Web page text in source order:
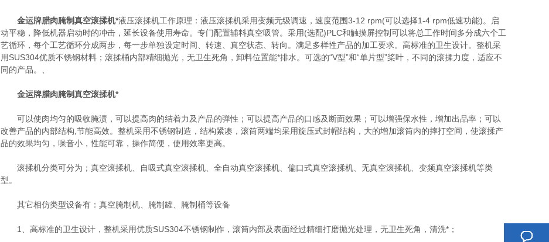
金运牌腊肉腌制真空滚揉机*液压滚揉机工作原理：液压滚揉机采用变频无级调速，速度范围3-12 rpm(可以选择1-4 rpm低速功能)。启
动平稳，降低机器启动时的冲击，延长设备使用寿命。专门配置辅料真空吸管。采用(选配)PLC和触摸屏控制可以将总工作时间多分成六个工
艺循环，每个工艺循环分成两步，每一步单独设定时间、转速、真空状态、转向。满足多样性产品的加工要求。高标准的卫生设计。整机采
用SUS304优质不锈钢材料；滚揉桶内部精细抛光，无卫生死角，卸料位置能*排水。可选的“V型”和“单片型”桨叶，不同的滚揉力度，适应不
同的产品。、
金运牌腊肉腌制真空滚揉机*
可以使肉均匀的吸收腌渍，可以提高肉的结着力及产品的弹性；可以提高产品的口感及断面效果；可以增强保水性，增加出品率；可以
改善产品的内部结构,节能高效。整机采用不锈钢制造，结构紧凑，滚筒两端均采用旋压式封帽结构，大的增加滚筒内的摔打空间，使滚揉产
品的效果均匀，噪音小，性能可靠，操作简便，使用效率更高。
滚揉机分类可分为；真空滚揉机、自吸式真空滚揉机、全自动真空滚揉机、偏口式真空滚揉机、无真空滚揉机、变频真空滚揉机等类
型。
其它相仿类型设备有：真空腌制机、腌制罐、腌制桶等设备
1、高标准的卫生设计，整机采用优质SUS304不锈钢制作，滚筒内部及表面经过精细打磨抛光处理，无卫生死角，清洗*；